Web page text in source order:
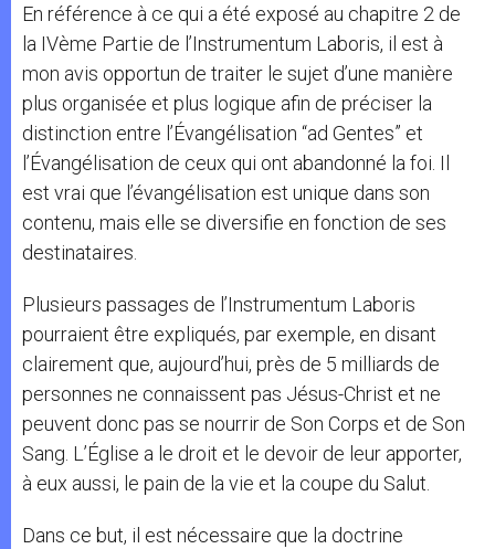
En référence à ce qui a été exposé au chapitre 2 de
la IVème Partie de l’Instrumentum Laboris, il est à
mon avis opportun de traiter le sujet d’une manière
plus organisée et plus logique afin de préciser la
distinction entre l’Évangélisation “ad Gentes” et
l’Évangélisation de ceux qui ont abandonné la foi. Il
est vrai que l’évangélisation est unique dans son
contenu, mais elle se diversifie en fonction de ses
destinataires.
Plusieurs passages de l’Instrumentum Laboris
pourraient être expliqués, par exemple, en disant
clairement que, aujourd’hui, près de 5 milliards de
personnes ne connaissent pas Jésus-Christ et ne
peuvent donc pas se nourrir de Son Corps et de Son
Sang. L’Église a le droit et le devoir de leur apporter,
à eux aussi, le pain de la vie et la coupe du Salut.
Dans ce but, il est nécessaire que la doctrine